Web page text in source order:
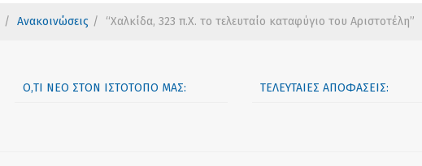
Ανακοινώσεις “Χαλκίδα, 323 π.Χ. το τελευταίο καταφύγιο του Αριστοτέλη”
Ό,ΤΙ ΝΈΟ ΣΤΟΝ ΙΣΤΟΤΌΠΟ ΜΑΣ: ΤΕΛΕΥΤΑΊΕΣ ΑΠΟΦΆΣΕΙΣ: